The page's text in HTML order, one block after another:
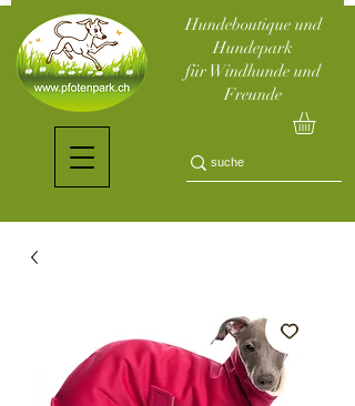
Hundeboutique und
Hundepark
für Windhunde und
Freunde